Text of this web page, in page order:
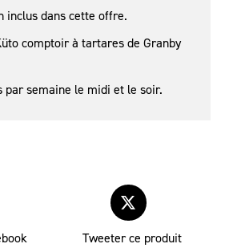
inclus dans cette offre.
comptoir à tartares de Granby
par semaine le midi et le soir.
Tweeter ce produit